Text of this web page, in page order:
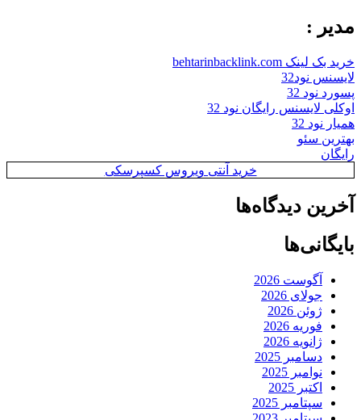
مدیر :
خرید بک لینک behtarinbacklink.com
لایسنس نود32
پسورد نود 32
اوکلی لایسنس رایگان نود 32
همیار نود 32
بهترین سئو
رایگان
خرید آنتی ویروس کسپرسکی
آخرین دیدگاه‌ها
بایگانی‌ها
آگوست 2026
جولای 2026
ژوئن 2026
فوریه 2026
ژانویه 2026
دسامبر 2025
نوامبر 2025
اکتبر 2025
سپتامبر 2025